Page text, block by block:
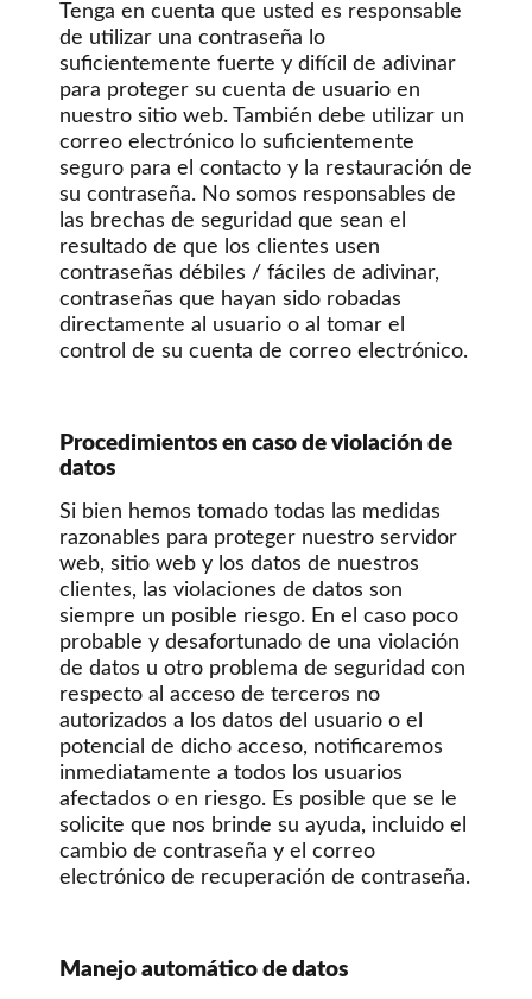
Tenga en cuenta que usted es responsable
de utilizar una contraseña lo
suficientemente fuerte y difícil de adivinar
para proteger su cuenta de usuario en
nuestro sitio web. También debe utilizar un
correo electrónico lo suficientemente
seguro para el contacto y la restauración de
su contraseña. No somos responsables de
las brechas de seguridad que sean el
resultado de que los clientes usen
contraseñas débiles / fáciles de adivinar,
contraseñas que hayan sido robadas
directamente al usuario o al tomar el
control de su cuenta de correo electrónico.
Procedimientos en caso de violación de
datos
Si bien hemos tomado todas las medidas
razonables para proteger nuestro servidor
web, sitio web y los datos de nuestros
clientes, las violaciones de datos son
siempre un posible riesgo. En el caso poco
probable y desafortunado de una violación
de datos u otro problema de seguridad con
respecto al acceso de terceros no
autorizados a los datos del usuario o el
potencial de dicho acceso, notificaremos
inmediatamente a todos los usuarios
afectados o en riesgo. Es posible que se le
solicite que nos brinde su ayuda, incluido el
cambio de contraseña y el correo
electrónico de recuperación de contraseña.
Manejo automático de datos